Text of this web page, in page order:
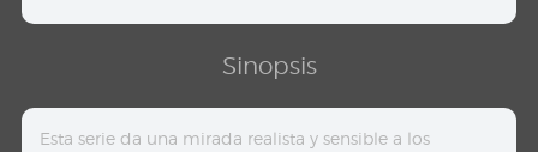
Sinopsis
Esta serie da una mirada realista y sensible a los